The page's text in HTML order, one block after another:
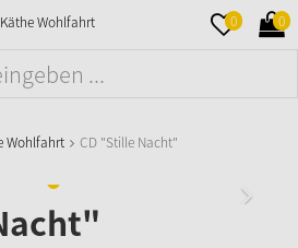
0 0
Wohlfahrt CD "Stille Nacht"